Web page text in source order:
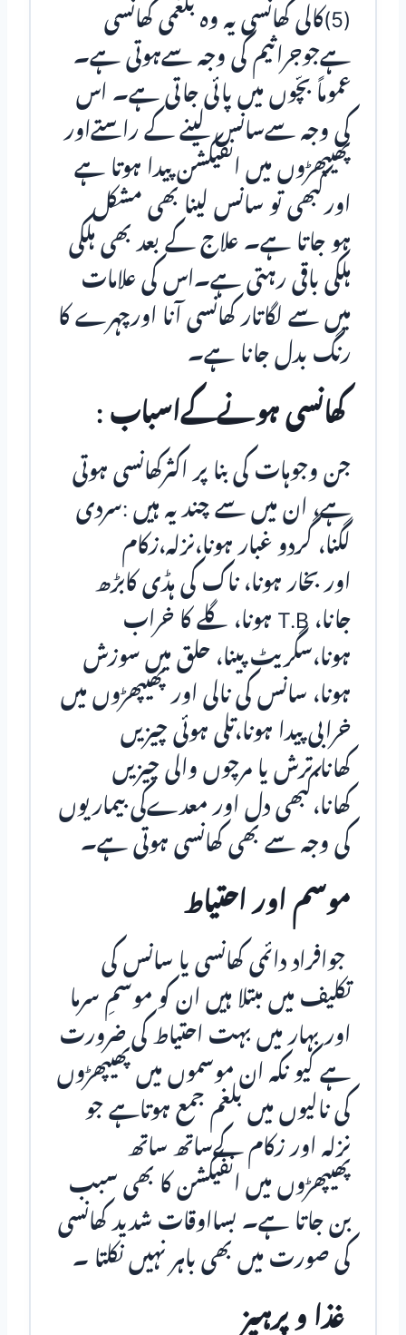
(5)کالی کھانسی یہ وہ بلغمی کھانسی
ہےجوجراثیم کی وجہ سےہوتی ہے۔
عموماً بچّوں میں پائی جاتی ہے۔ اس
کی وجہ سےسانس لینے کے راستےاور
پھیپھڑوں میں انفیکشن پیدا ہوتا ہے
اورکبھی تو سانس لینا بھی مشکل
ہو جاتا ہے۔ علاج کے بعد بھی ہلکی
ہلکی باقی رہتی ہے۔اس کی علامات
میں سے لگاتار کھانسی آنا اورچہرے کا
رنگ بدل جانا ہے۔
کھانسی ہونےکےاسباب :
جن وجوہات کی بنا پر اکثرکھانسی ہوتی
ہے، ان میں سے چند یہ ہیں :سردی
لگنا، گردو غبار ہونا،نزلہ،زکام
اور بخار ہونا، ناک کی ہڈی کابڑھ
جانا، T.B ہونا، گلے کا خراب
ہونا،سگریٹ پینا، حلق میں سوزش
ہونا، سانس کی نالی اور پھیپھڑوں میں
خرابی پیدا ہونا،تلی ہوئی چیزیں
کھانا،ترش یا مرچوں والی چیزیں
کھانا،کبھی دل اور معدےکی بیماریوں
کی وجہ سے بھی کھانسی ہوتی ہے۔
موسم اور احتیاط
جوافراد دائمی کھانسی یا سانس کی
تکلیف میں مبتلا ہیں ان کو موسمِ سرما
اور بہار میں بہت احتیاط کی ضرورت
ہے کیو نکہ ان موسموں میں پھیپھڑوں
کی نالیوں میں بلغم جمع ہوتاہے جو
نزلہ اور زکام کےساتھ ساتھ
پھیپھڑوں میں انفیکشن کا بھی سبب
بن جاتا ہے۔ بسااوقات شدید کھانسی
کی صورت میں بھی باہر نہیں نکلتا ۔
غذا و پرہیز